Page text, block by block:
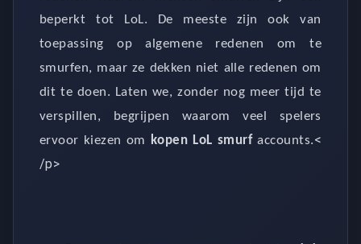
beperkt tot LoL. De meeste zijn ook van
toepassing op algemene redenen om te
smurfen, maar ze dekken niet alle redenen om
dit te doen. Laten we, zonder nog meer tijd te
verspillen, begrijpen waarom veel spelers
ervoor kiezen om
kopen LoL smurfaccounts.<
/p>